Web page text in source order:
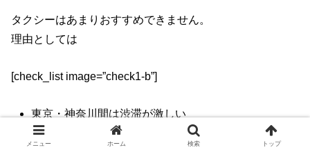
タクシーはあまりおすすめできません。
理由としては
[check_list image=”check1-b”]
東京・神奈川間は渋滞が激しい
鎌倉市は土日交通規制があり中々入れない
メニュー ホーム 検索 トップ